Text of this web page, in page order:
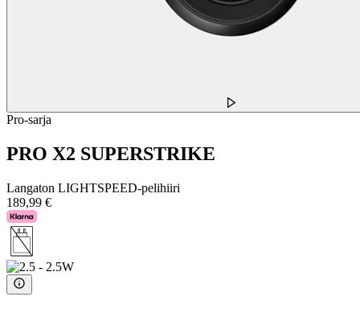
Pro-sarja
PRO X2 SUPERSTRIKE
Langaton LIGHTSPEED-pelihiiri
189,99 €